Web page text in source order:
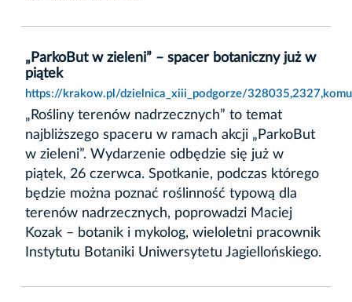
„ParkoBut w zieleni” – spacer botaniczny już w
piątek
https://krakow.pl/dzielnica_xiii_podgorze/
„Rośliny terenów nadrzecznych” to temat
najbliższego spaceru w ramach akcji „ParkoBut
w zieleni”. Wydarzenie odbędzie się już w
piątek, 26 czerwca. Spotkanie, podczas którego
będzie można poznać roślinność typową dla
terenów nadrzecznych, poprowadzi Maciej
Kozak – botanik i mykolog, wieloletni pracownik
Instytutu Botaniki Uniwersytetu Jagiellońskiego.